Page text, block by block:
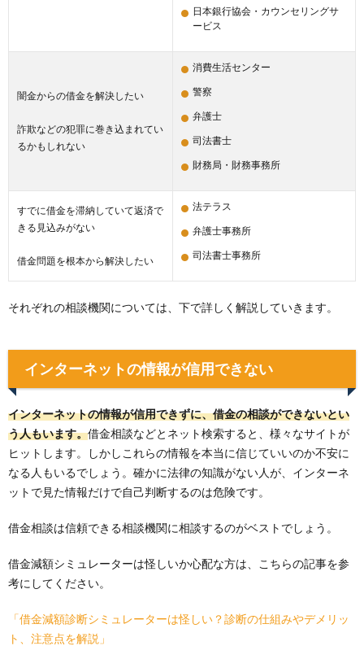
日本銀行協会・カウンセリングサ
ービス
闇金からの借金を解決したい
詐欺などの犯罪に巻き込まれてい
るかもしれない
消費生活センター
警察
弁護士
司法書士
財務局・財務事務所
すでに借金を滞納していて返済で
きる見込みがない
借金問題を根本から解決したい
法テラス
弁護士事務所
司法書士事務所
それぞれの相談機関については、下で詳しく解説していきます。
インターネットの情報が信用できない
インターネットの情報が信用できずに、借金の相談ができないとい
う人もいます。借金相談などとネット検索すると、様々なサイトが
ヒットします。しかしこれらの情報を本当に信じていいのか不安に
なる人もいるでしょう。確かに法律の知識がない人が、インターネ
ットで見た情報だけで自己判断するのは危険です。
借金相談は信頼できる相談機関に相談するのがベストでしょう。
借金減額シミュレーターは怪しいか心配な方は、こちらの記事を参
考にしてください。
「借金減額診断シミュレーターは怪しい？診断の仕組みやデメリッ
ト、注意点を解説」